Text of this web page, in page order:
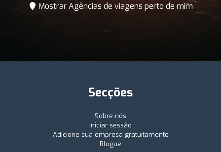
Mostrar Agências de viagens perto de mim
Secções
Sobre nós
Iniciar sessão
Adicione sua empresa gratuitamente
Blogue